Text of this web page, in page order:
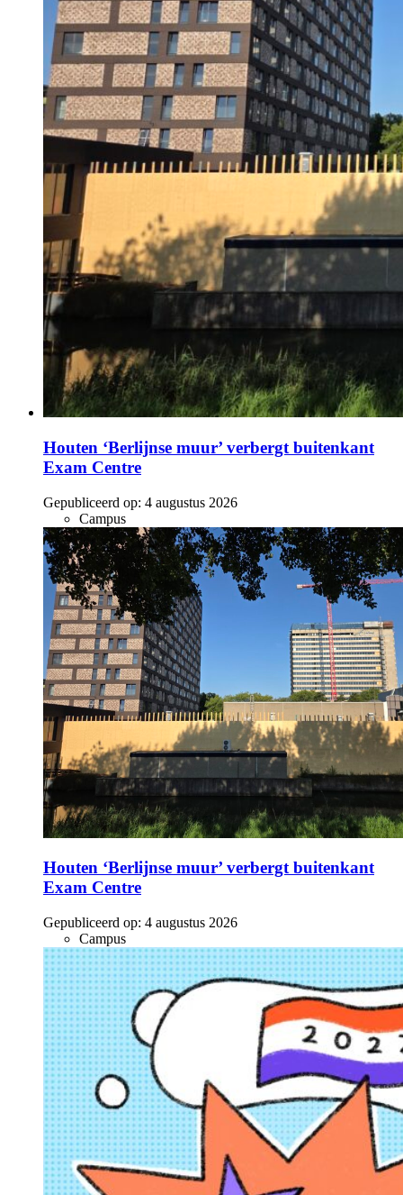
Houten ‘Berlijnse muur’ verbergt buitenkant
Exam Centre
Gepubliceerd op: 4 augustus 2026
Campus
Houten ‘Berlijnse muur’ verbergt buitenkant
Exam Centre
Gepubliceerd op: 4 augustus 2026
Campus